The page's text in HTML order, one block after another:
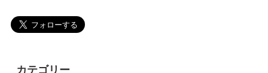
カテゴリー